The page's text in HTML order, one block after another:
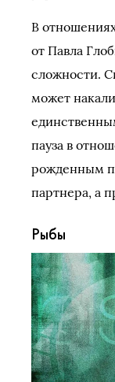
В
от Павла
сложности.
может
пауза в
рожденным
партнера, а
Рыбы